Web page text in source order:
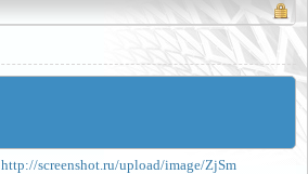
http://screenshot.ru/upload/image/ZjSm